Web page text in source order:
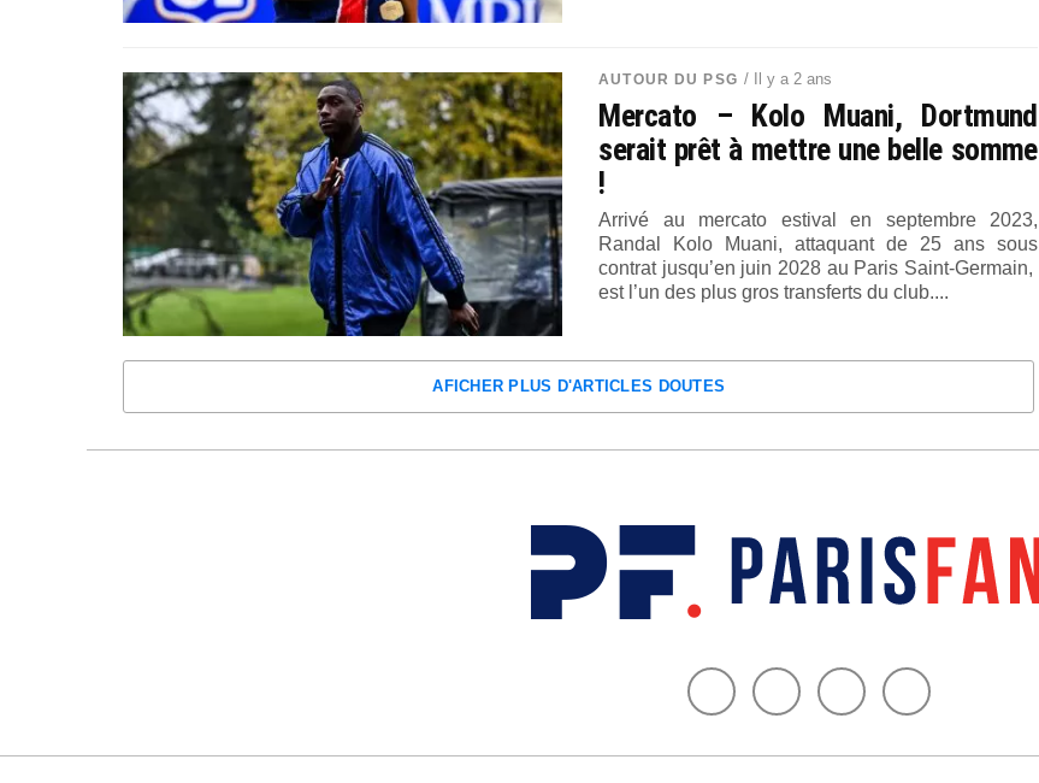
AUTOUR DU PSG / Il y a 2 ans
Mercato – Kolo Muani, Dortmund
serait prêt à mettre une belle somme
!
Arrivé au mercato estival en septembre 2023,
Randal Kolo Muani, attaquant de 25 ans sous
contrat jusqu’en juin 2028 au Paris Saint-Germain,
est l’un des plus gros transferts du club....
AFICHER PLUS D'ARTICLES DOUTES